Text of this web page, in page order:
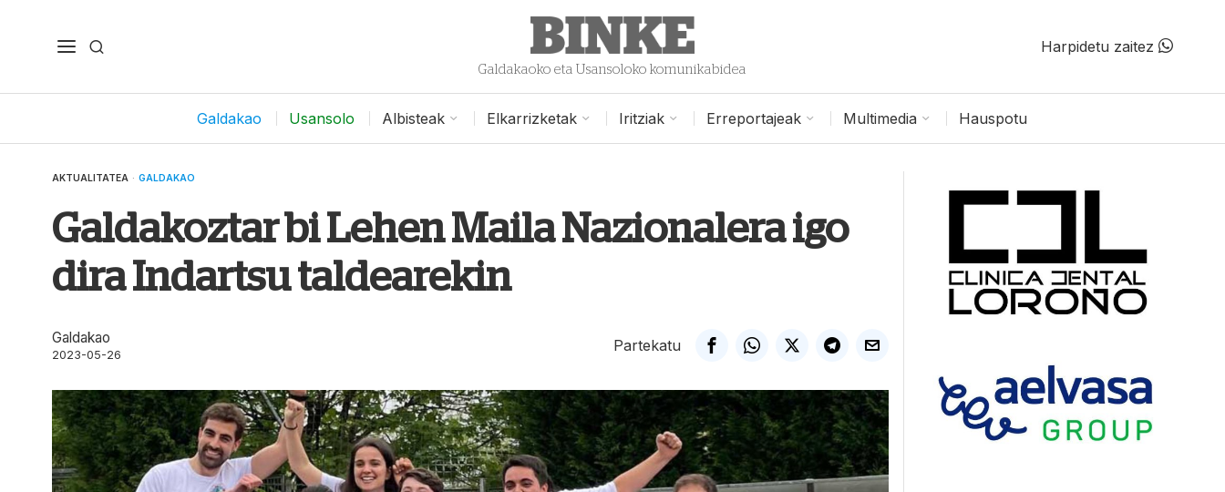
Galdakaoko eta Usansoloko komunikabidea
Harpidetu zaitez
Galdakao Usansolo Albisteak Elkarrizketak Iritziak Erreportajeak Multimedia Hauspotu
AKTUALITATEA · GALDAKAO
Galdakoztar bi Lehen Maila Nazionalera igo
dira Indartsu taldearekin
Galdakao
2023-05-26
Partekatu